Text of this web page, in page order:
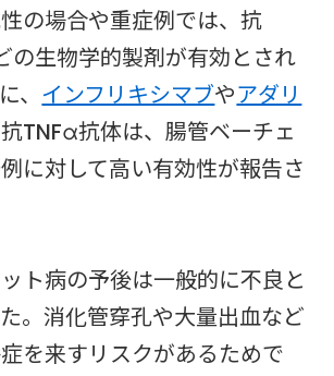
の場合や重症例では、抗
の生物学的製剤が有効とされ
、 インフリキシマブやアダリ
TNFα抗体は、腸管ベーチェ
に対して高い有効性が報告さ
ト病の予後は一般的に不良と
。消化管穿孔や大量出血など
を来すリスクがあるためで